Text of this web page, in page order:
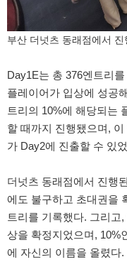
부산 더넛츠 동래점에서
Day1E는 총 376엔트리
플레이어가 입상에 성공
트리의 10%에 해당되는
할 때까지 진행됐으며,
가 Day2에 진출할 수 있
더넛츠 동래점에서 진행
에도 불구하고 초대권을
트리를 기록했다. 그리고
상을 확정지었으며, 10%
에 자신의 이름을 올렸다.